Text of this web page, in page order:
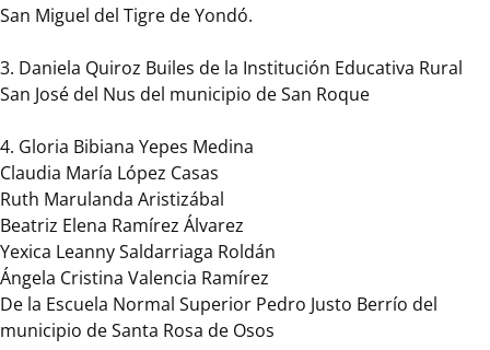
San Miguel del Tigre de Yondó.
3. Daniela Quiroz Builes de la Institución Educativa Rural
San José del Nus del municipio de San Roque
4. Gloria Bibiana Yepes Medina
Claudia María López Casas
Ruth Marulanda Aristizábal
Beatriz Elena Ramírez Álvarez
Yexica Leanny Saldarriaga Roldán
Ángela Cristina Valencia Ramírez
De la Escuela Normal Superior Pedro Justo Berrío del
municipio de Santa Rosa de Osos
de
niños,
niñas
jóvenes.
–
Se
premiaron
dos
categorías,
Maestros